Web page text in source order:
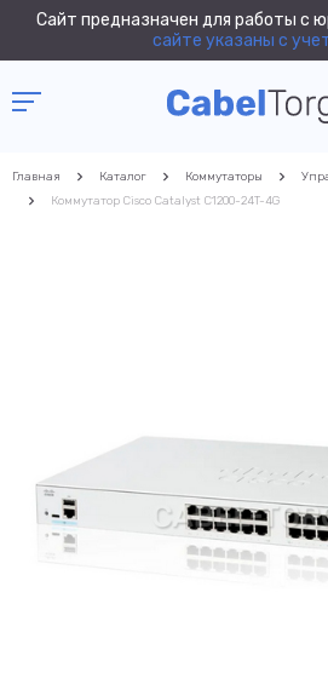
Сайт предназначен для работы с
сайте указаны с
Главная Каталог Коммутаторы
Коммутатор Cisco Catalyst C1200-24T-4G